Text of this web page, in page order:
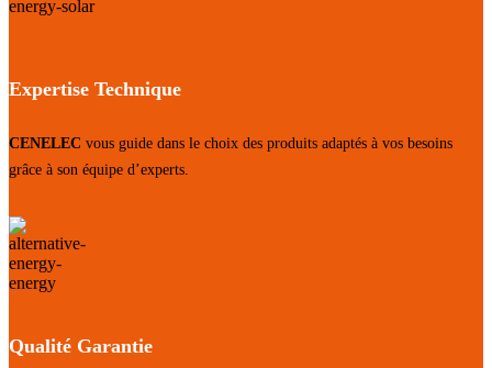
Expertise Technique
CENELEC vous guide dans le choix des produits adaptés à vos besoins
grâce à son équipe d’experts.
Qualité Garantie